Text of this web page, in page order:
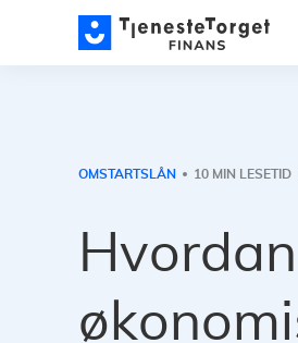
OMSTARTSLÅN 10 MIN LESETID